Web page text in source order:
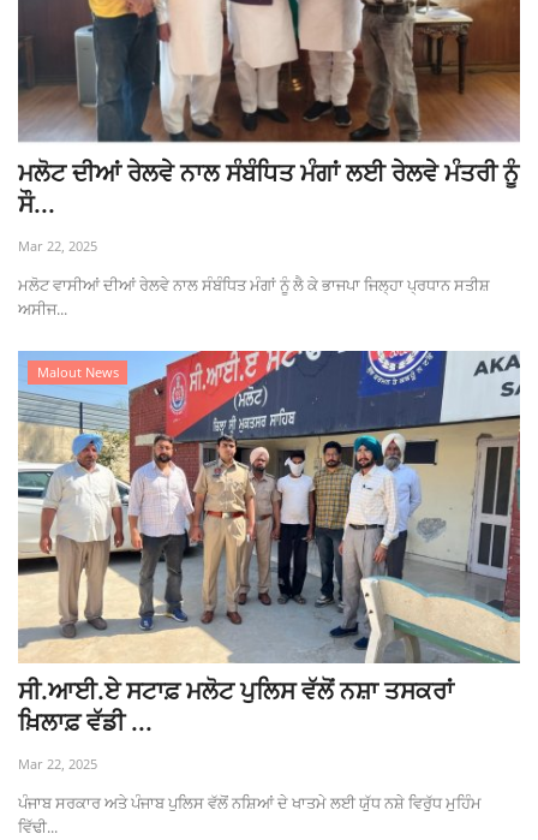
ਮਲੋਟ ਦੀਆਂ ਰੇਲਵੇ ਨਾਲ ਸੰਬੰਧਿਤ ਮੰਗਾਂ ਲਈ ਰੇਲਵੇ ਮੰਤਰੀ ਨੂੰ
ਸੌ...
Mar 22, 2025
ਮਲੋਟ ਵਾਸੀਆਂ ਦੀਆਂ ਰੇਲਵੇ ਨਾਲ ਸੰਬੰਧਿਤ ਮੰਗਾਂ ਨੂੰ ਲੈ ਕੇ ਭਾਜਪਾ ਜਿਲ੍ਹਾ ਪ੍ਰਧਾਨ ਸਤੀਸ਼
ਅਸੀਜ...
Malout News
ਸੀ.ਆਈ.ਏ ਸਟਾਫ਼ ਮਲੋਟ ਪੁਲਿਸ ਵੱਲੋਂ ਨਸ਼ਾ ਤਸਕਰਾਂ
ਖ਼ਿਲਾਫ਼ ਵੱਡੀ ...
Mar 22, 2025
ਪੰਜਾਬ ਸਰਕਾਰ ਅਤੇ ਪੰਜਾਬ ਪੁਲਿਸ ਵੱਲੋਂ ਨਸ਼ਿਆਂ ਦੇ ਖਾਤਮੇ ਲਈ ਯੁੱਧ ਨਸ਼ੇ ਵਿਰੁੱਧ ਮੁਹਿੰਮ
ਵਿੱਢੀ...